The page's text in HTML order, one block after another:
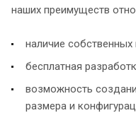
наших преимуществ
наличие
бесплатная
возможность
размера и